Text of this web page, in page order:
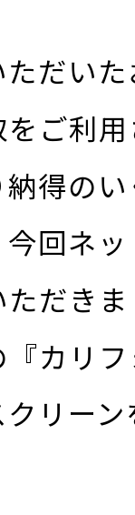
だい
ご利
得の
回ネ
だき
カリ
リー